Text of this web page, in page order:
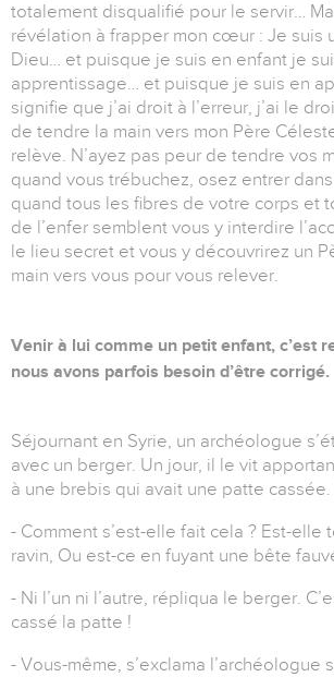
totalement disqualifié pour le servir…
révélation à frapper mon cœur : Je suis
Dieu… et puisque je suis en enfant je
apprentissage… et puisque je suis en
signifie que j’ai droit à l’erreur, j’ai le
de tendre la main vers mon Père
relève. N’ayez pas peur de tendre vos
quand vous trébuchez, osez entrer
quand tous les fibres de votre corps et
de l’enfer semblent vous y interdire
le lieu secret et vous y découvrirez un
main vers vous pour vous relever.
Venir à lui comme un petit enfant, c’est
nous avons parfois besoin d’être corrigé.
Séjournant en Syrie, un archéologue
avec un berger. Un jour, il le vit
à une brebis qui avait une patte
- Comment s’est-elle fait cela ? Est-elle
ravin, Ou est-ce en fuyant une bête
- Ni l’un ni l’autre, répliqua le berger.
cassé la patte !
- Vous-même, s’exclama l’archéologue